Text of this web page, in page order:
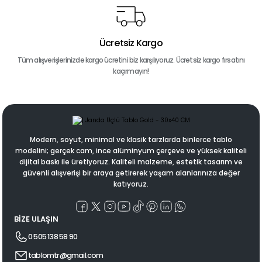
Ücretsiz Kargo
Tüm alışverişlerinizde kargo ücretini biz karşılıyoruz. Ücretsiz kargo fırsatını
kaçırmayın!
Modern, soyut, minimal ve klasik tarzlarda binlerce tablo
modelini; gerçek cam, ince alüminyum çerçeve ve yüksek kaliteli
dijital baskı ile üretiyoruz. Kaliteli malzeme, estetik tasarım ve
güvenli alışverişi bir araya getirerek yaşam alanlarınıza değer
katıyoruz.
BİZE ULAŞIN
0 505 138 58 90
tablomtr@gmail.com